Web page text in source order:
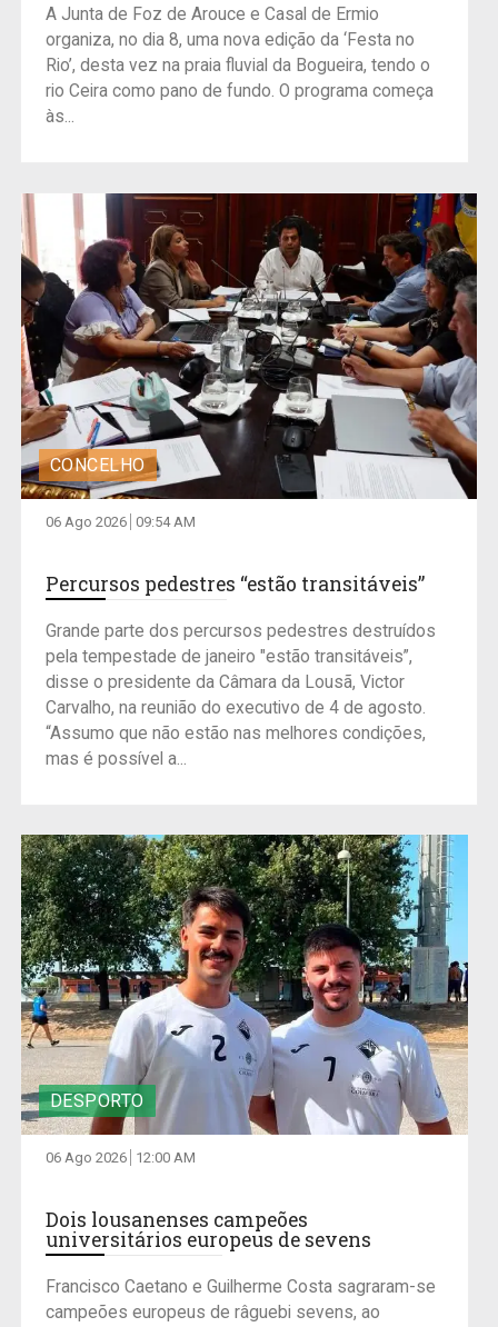
A Junta de Foz de Arouce e Casal de Ermio
organiza, no dia 8, uma nova edição da ‘Festa no
Rio’, desta vez na praia fluvial da Bogueira, tendo o
rio Ceira como pano de fundo. O programa começa
às...
CONCELHO
06 Ago 2026 09:54 AM
Percursos pedestres “estão transitáveis”
Grande parte dos percursos pedestres destruídos
pela tempestade de janeiro "estão transitáveis”,
disse o presidente da Câmara da Lousã, Victor
Carvalho, na reunião do executivo de 4 de agosto.
“Assumo que não estão nas melhores condições,
mas é possível a...
DESPORTO
06 Ago 2026 12:00 AM
Dois lousanenses campeões
universitários europeus de sevens
Francisco Caetano e Guilherme Costa sagraram-se
campeões europeus de râguebi sevens, ao